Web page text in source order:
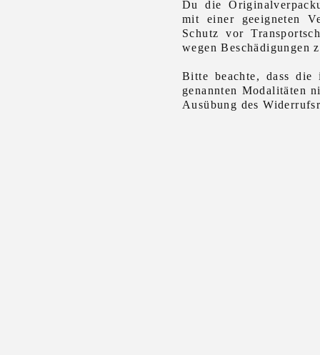
Du die
mit einer geeigneten
Schutz vor
wegen Beschädigungen
Bitte beachte, dass die
genannten Modalitäten
Ausübung des